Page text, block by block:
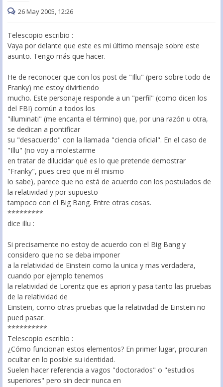
26 May 2005, 12:26
Telescopio escribio :
Vaya por delante que este es mi último mensaje sobre este
asunto. Tengo más que hacer.
He de reconocer que con los post de "Illu" (pero sobre todo de
Franky) me estoy divirtiendo
mucho. Este personaje responde a un "perfil" (como dicen los
del FBI) común a todos los
"illuminati" (me encanta el término) que, por una razón u otra,
se dedican a pontificar
su "desacuerdo" con la llamada "ciencia oficial". En el caso de
"Illu" (no voy a molestarme
en tratar de dilucidar qué es lo que pretende demostrar
"Franky", pues creo que ni él mismo
lo sabe), parece que no está de acuerdo con los postulados de
la relatividad y por supuesto
tampoco con el Big Bang. Entre otras cosas.
*********
dice illu :
Si precisamente no estoy de acuerdo con el Big Bang y
considero que no se deba imponer
a la relatividad de Einstein como la unica y mas verdadera,
cuando por ejemplo tenemos
la relatividad de Lorentz que es apriori y pasa tanto las pruebas
de la relatividad de
Einstein, como otras pruebas que la relatividad de Einstein no
pued pasar.
**********
Telescopio escribio :
¿Cómo funcionan estos elementos? En primer lugar, procuran
ocultar en lo posible su identidad.
Suelen hacer referencia a vagos "doctorados" o "estudios
superiores" pero sin decir nunca en